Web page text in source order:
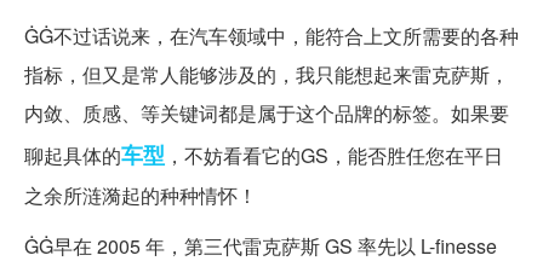
ĠĠ不过话说来，在汽车领域中，能符合上文所需要的各种
指标，但又是常人能够涉及的，我只能想起来雷克萨斯，
内敛、质感、等关键词都是属于这个品牌的标签。如果要
聊起具体的车型 ，不妨看看它的GS，能否胜任您在平日
之余所涟漪起的种种情怀！
ĠĠ早在 2005 年，第三代雷克萨斯 GS 率先以 L-finesse